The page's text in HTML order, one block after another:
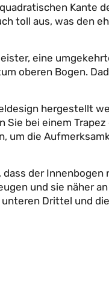
toll aus, was den
eine
oberen Bogen.
hergestellt
bei einem
um die
der
und sie näher
Drittel und